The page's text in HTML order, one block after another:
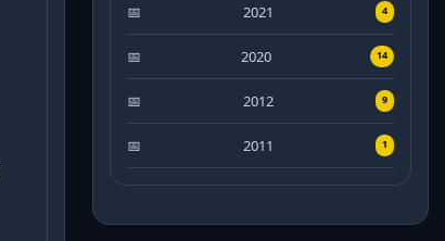
2021 4
2020 14
2012 9
2011 1